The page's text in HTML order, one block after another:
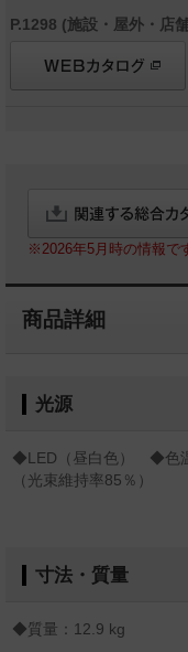
P.1298 (施設・屋外・店
※2026年5月時の情報で
商品詳細
光源
◆LED（昼白色） ◆色
（光束維持率85％）
寸法・質量
◆質量：12.9 kg